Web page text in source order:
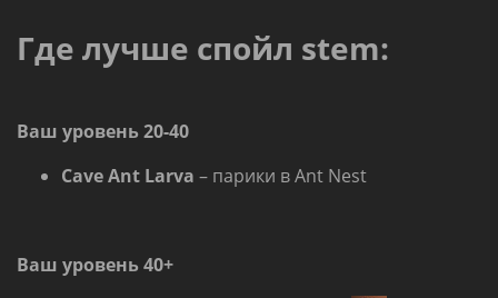
Где лучше спойл stem:
Ваш уровень 20-40
Cave Ant Larva – парики в Ant Nest
Ваш уровень 40+